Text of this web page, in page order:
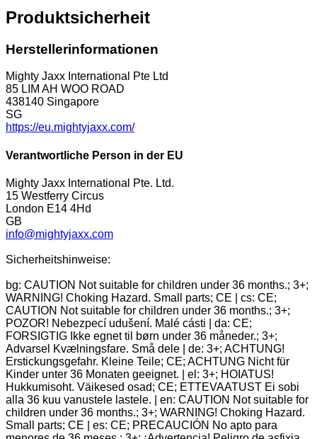
Produktsicherheit
Herstellerinformationen
Mighty Jaxx International Pte Ltd
85 LIM AH WOO ROAD
438140 Singapore
SG
https://eu.mightyjaxx.com/
Verantwortliche Person in der EU
Mighty Jaxx International Pte. Ltd.
15 Westferry Circus
London E14 4Hd
GB
info@mightyjaxx.com
Sicherheitshinweise:
bg: CAUTION Not suitable for children under 36 months.; 3+;
WARNING! Choking Hazard. Small parts; CE | cs: CE;
CAUTION Not suitable for children under 36 months.; 3+;
POZOR! Nebezpecí udušení. Malé cásti | da: CE;
FORSIGTIG Ikke egnet til børn under 36 måneder.; 3+;
Advarsel Kvælningsfare. Små dele | de: 3+; ACHTUNG!
Erstickungsgefahr. Kleine Teile; CE; ACHTUNG Nicht für
Kinder unter 36 Monaten geeignet. | el: 3+; HOIATUS!
Hukkumisoht. Väikesed osad; CE; ETTEVAATUST Ei sobi
alla 36 kuu vanustele lastele. | en: CAUTION Not suitable for
children under 36 months.; 3+; WARNING! Choking Hazard.
Small parts; CE | es: CE; PRECAUCIÓN No apto para